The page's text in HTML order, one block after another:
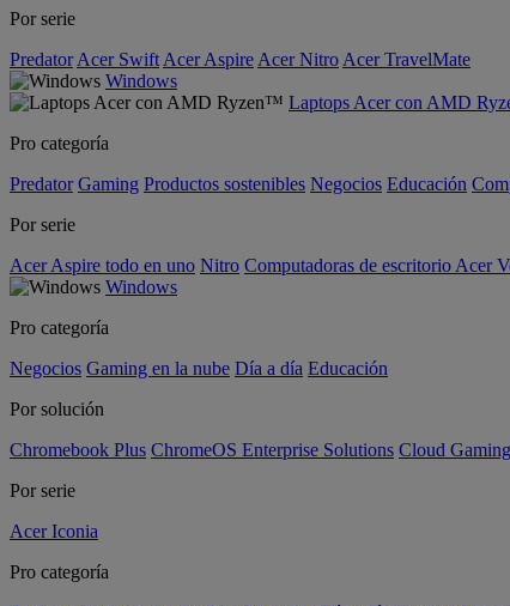
Por serie
Predator Acer Swift Acer Aspire Acer Nitro Acer TravelMate
Windows
Laptops Acer con AMD
Pro categoría
Predator Gaming Productos sostenibles Negocios Educación
Por serie
Acer Aspire todo en uno Nitro Computadoras de escritorio Acer
Windows
Pro categoría
Negocios Gaming en la nube Día a día Educación
Por solución
Chromebook Plus ChromeOS Enterprise Solutions Cloud
Por serie
Acer Iconia
Pro categoría